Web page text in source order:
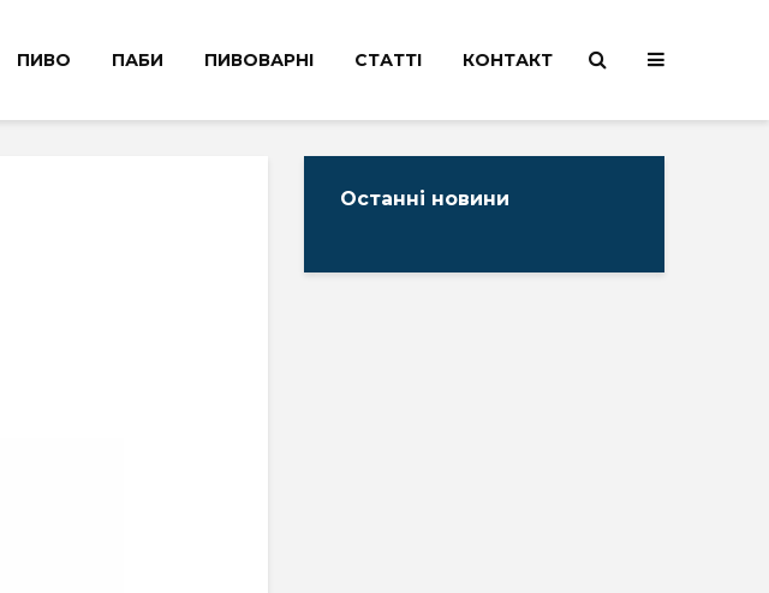
ПИВО ПАБИ ПИВОВАРНІ СТАТТІ КОНТАКТ
Останні новини